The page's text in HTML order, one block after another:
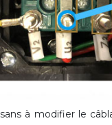
à modifier le